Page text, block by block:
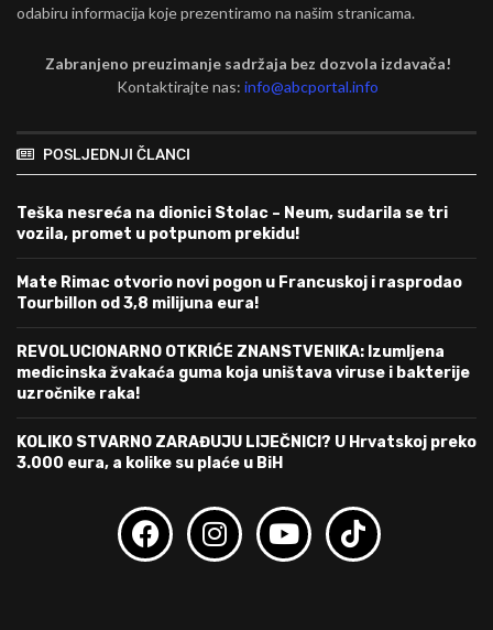
odabiru informacija koje prezentiramo na našim stranicama.
Zabranjeno preuzimanje sadržaja bez dozvola izdavača!
Kontaktirajte nas:info@abcportal.info
POSLJEDNJI ČLANCI
Teška nesreća na dionici Stolac – Neum, sudarila se tri
vozila, promet u potpunom prekidu!
Mate Rimac otvorio novi pogon u Francuskoj i rasprodao
Tourbillon od 3,8 milijuna eura!
REVOLUCIONARNO OTKRIĆE ZNANSTVENIKA: Izumljena
medicinska žvakaća guma koja uništava viruse i bakterije
uzročnike raka!
KOLIKO STVARNO ZARAĐUJU LIJEČNICI? U Hrvatskoj preko
3.000 eura, a kolike su plaće u BiH